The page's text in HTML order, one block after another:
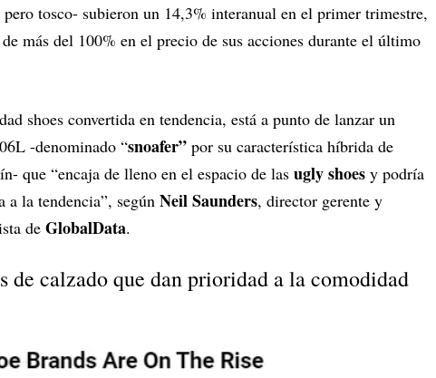
tosco- subieron un 14,3% interanual en el primer trimestre,
más del 100% en el precio de sus acciones durante el último
shoes convertida en tendencia, está a punto de lanzar un
-denominado “snoafer” por su característica híbrida de
que “encaja de lleno en el espacio de las ugly shoes y podría
a la tendencia”, según Neil Saunders, director gerente y
de GlobalData.
de calzado que dan prioridad a la comodidad